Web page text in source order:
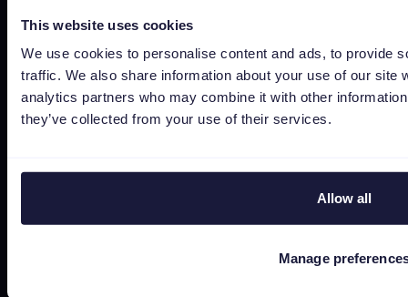
This website uses cookies
We use cookies to personalise content and ads, to provide
traffic. We also share information about your use of our site
analytics partners who may combine it with other
they’ve collected from your use of their services.
Allow all
Manage
Data security
Subprocessors
Bug bounty